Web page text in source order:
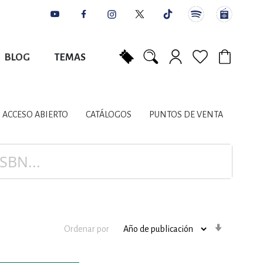
BLOG TEMAS
LITERARIOS
PLANIFICACIÓN
ACCESO ABIERTO CATÁLOGOS PUNTOS DE VENTA
Ordenar por